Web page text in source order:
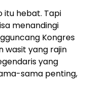
itu hebat. Tapi
menandingi
Kongres
wasit yang rajin
yang
sama penting,